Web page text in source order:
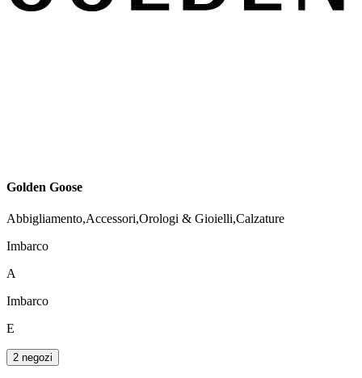
Golden Goose
Abbigliamento,Accessori,Orologi & Gioielli,Calzature
Imbarco
A
Imbarco
E
2 negozi